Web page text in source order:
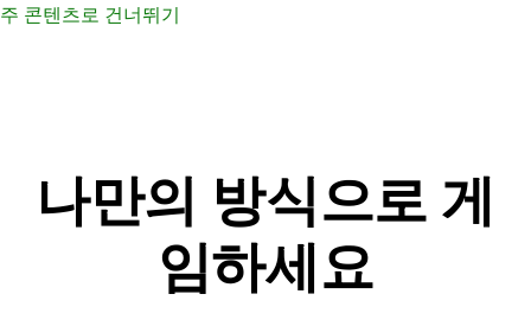
주 콘텐츠로 건너뛰기
나만의 방식으로 게
임하세요